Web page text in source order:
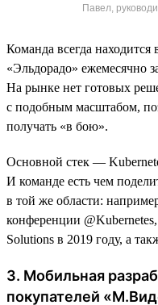
Павел,
Команда всегда
«Эльдорадо» ежемесячно
На рынке нет готовых
с подобным масштабом,
получать «в бою».
Основной стек —
И команде есть чем
в той же области:
конференции
Solutions в 2019 году, а
3. Мобильная
покупателей